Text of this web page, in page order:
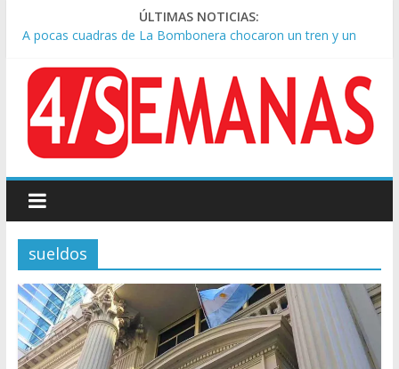
ÚLTIMAS NOTICIAS:
A pocas cuadras de La Bombonera chocaron un tren y un
colectivo: siete heridos
Día de San Cayetano: masiva marcha a Plaza de Mayo de
sindicatos y organizaciones sociales
Pesar por la muerte de Leandro Rud, histórico representante
y conductor de TV
Tras la aprobación de la ley de propiedad privada, Bullrich
apuntó: “Vino un poco endiablada”
Causa AFA: el juez Amarante calificó de “ficción judicial” el
traslado del expediente a Campana
sueldos